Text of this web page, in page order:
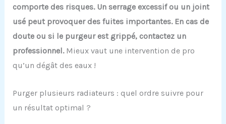
comporte des risques. Un serrage excessif ou un joint
usé peut provoquer des fuites importantes. En cas de
doute ou si le purgeur est grippé, contactez un
professionnel.Mieux vaut une intervention de pro
qu’un dégât des eaux !
Purger plusieurs radiateurs : quel ordre suivre pour
un résultat optimal ?